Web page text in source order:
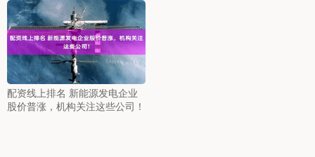
配资线上排名 新能源发电企业
股价普涨，机构关注这些公司！